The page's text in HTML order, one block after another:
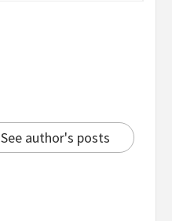
See author's posts